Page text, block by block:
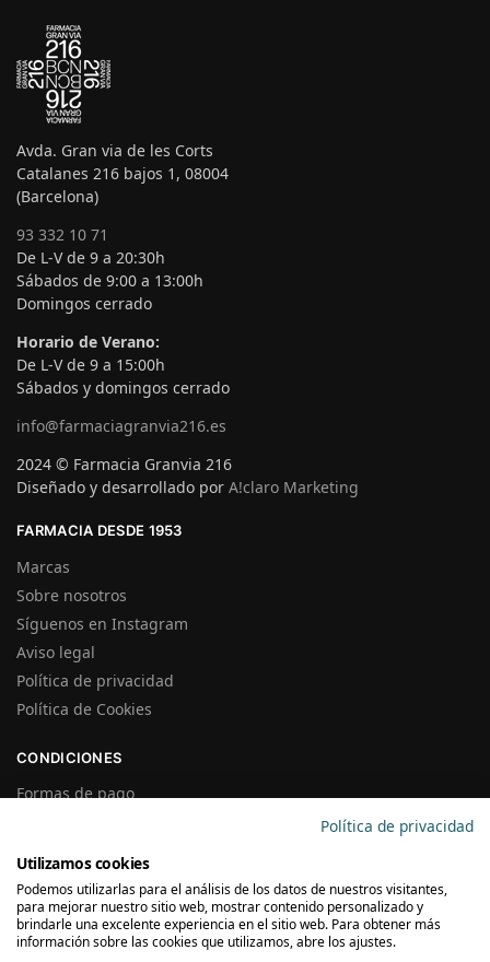
Avda. Gran via de les Corts
Catalanes 216 bajos 1, 08004
(Barcelona)
93 332 10 71
De L-V de 9 a 20:30h
Sábados de 9:00 a 13:00h
Domingos cerrado
Horario de Verano:
De L-V de 9 a 15:00h
Sábados y domingos cerrado
info@farmaciagranvia216.es
2024 © Farmacia Granvia 216
Diseñado y desarrollado por A!claro Marketing
FARMACIA DESDE 1953
Marcas
Sobre nosotros
Síguenos en Instagram
Aviso legal
Política de privacidad
Política de Cookies
CONDICIONES
Formas de pago
Precios y Disponibilidad
Garantías y Devoluciones
SUSCRÍBETE A LA NEWSLETTER
Política de privacidad
Utilizamos cookies
Podemos utilizarlas para el análisis de los datos de nuestros visitantes,
para mejorar nuestro sitio web, mostrar contenido personalizado y
brindarle una excelente experiencia en el sitio web. Para obtener más
información sobre las cookies que utilizamos, abre los ajustes.